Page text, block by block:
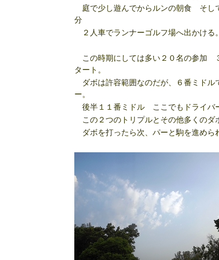
庭で少し遊んでからルンの朝食 そし
分
２人車でランナーゴルフ場へ出かける
この時期にしては多い２０名の参加
タート。
ダボは許容範囲なのだが、６番ミド
ー。
後半１１番ミドル ここでもドライバ
この２つのトリプルとその他多くのダ
ダボを打ったら次、パーと駒を進めら